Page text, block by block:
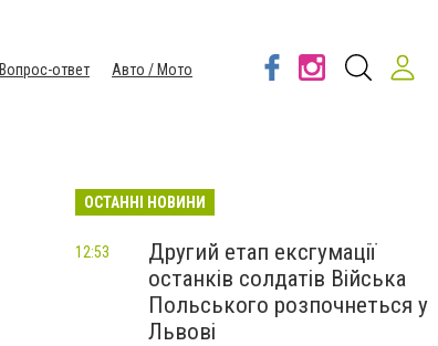
Вопрос-ответ
Авто / Мото
ОСТАННІ НОВИНИ
Другий етап ексгумації
останків солдатів Війська
Польського розпочнеться у
Львові
12:53